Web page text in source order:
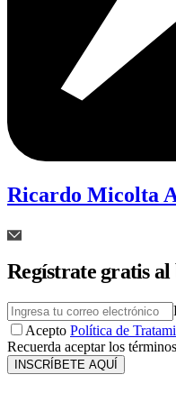
Ricardo Micolta
Regístrate gratis
Acepto Política de
Recuerda aceptar los
INSCRÍBETE AQUÍ